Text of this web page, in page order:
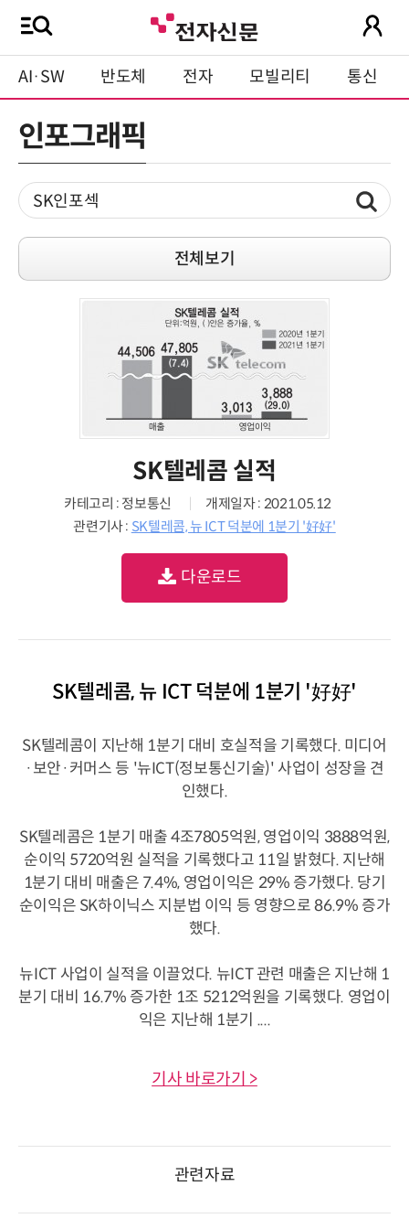
AI·SW 반도체 전자 모빌리티 통신
인포그래픽
전체보기
SK텔레콤 실적
카테고리 : 정보통신
개제일자 : 2021.05.12
관련기사 : SK텔레콤, 뉴 ICT 덕분에 1분기 '好好'
다운로드
SK텔레콤, 뉴 ICT 덕분에 1분기 '好好'
SK텔레콤이 지난해 1분기 대비 호실적을 기록했다. 미디어
·보안·커머스 등 '뉴ICT(정보통신기술)' 사업이 성장을 견
인했다.
SK텔레콤은 1분기 매출 4조7805억원, 영업이익 3888억원,
순이익 5720억원 실적을 기록했다고 11일 밝혔다. 지난해
1분기 대비 매출은 7.4%, 영업이익은 29% 증가했다. 당기
순이익은 SK하이닉스 지분법 이익 등 영향으로 86.9% 증가
했다.
뉴ICT 사업이 실적을 이끌었다. 뉴ICT 관련 매출은 지난해 1
분기 대비 16.7% 증가한 1조 5212억원을 기록했다. 영업이
익은 지난해 1분기 ....
기사 바로가기 >
관련자료